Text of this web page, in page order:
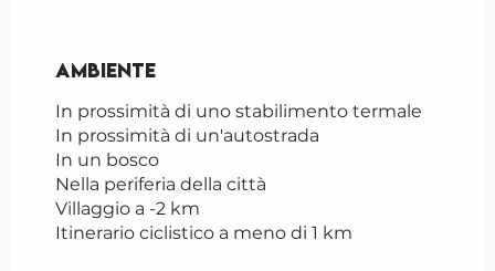
Ambiente
Ambiente
In prossimità di uno stabilimento termale
In prossimità di un'autostrada
In un bosco
Nella periferia della città
Villaggio a -2 km
Itinerario ciclistico a meno di 1 km